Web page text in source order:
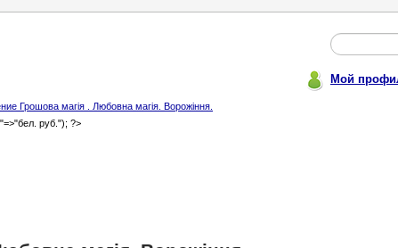
Мой
Грошова магія . Любовна магія. Вoрожіння.
руб."); ?>